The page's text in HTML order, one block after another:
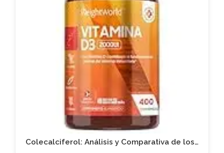
Colecalciferol: Análisis y Comparativa de los…